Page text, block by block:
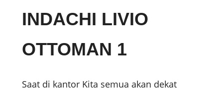
INDACHI LIVIO
OTTOMAN 1
Saat di kantor Kita semua akan dekat